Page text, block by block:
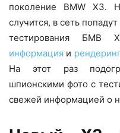
поколение BMW X3.
случится, в сеть
тестирования БМВ
информация и
На этот раз
шпионскими фото с
свежей информацией о